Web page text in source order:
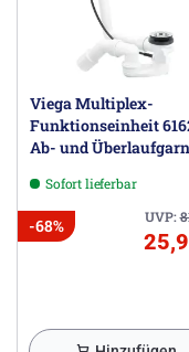
Viega Multiplex-
Funktionseinheit
Ab- und
Sofort lieferbar
UVP:
-68%